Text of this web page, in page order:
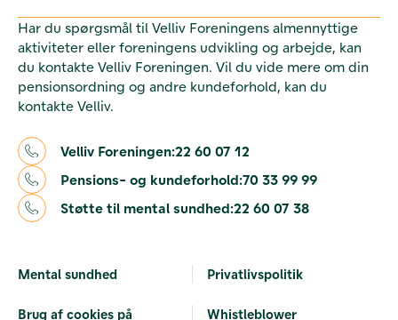
Har du spørgsmål til Velliv Foreningens almennyttige
aktiviteter eller foreningens udvikling og arbejde, kan
du kontakte Velliv Foreningen. Vil du vide mere om din
pensionsordning og andre kundeforhold, kan du
kontakte Velliv.
Velliv Foreningen:22 60 07 12
Pensions- og kundeforhold:70 33 99 99
Støtte til mental sundhed:22 60 07 38
Mental sundhed Privatlivspolitik
Brug af cookies på Whistleblower